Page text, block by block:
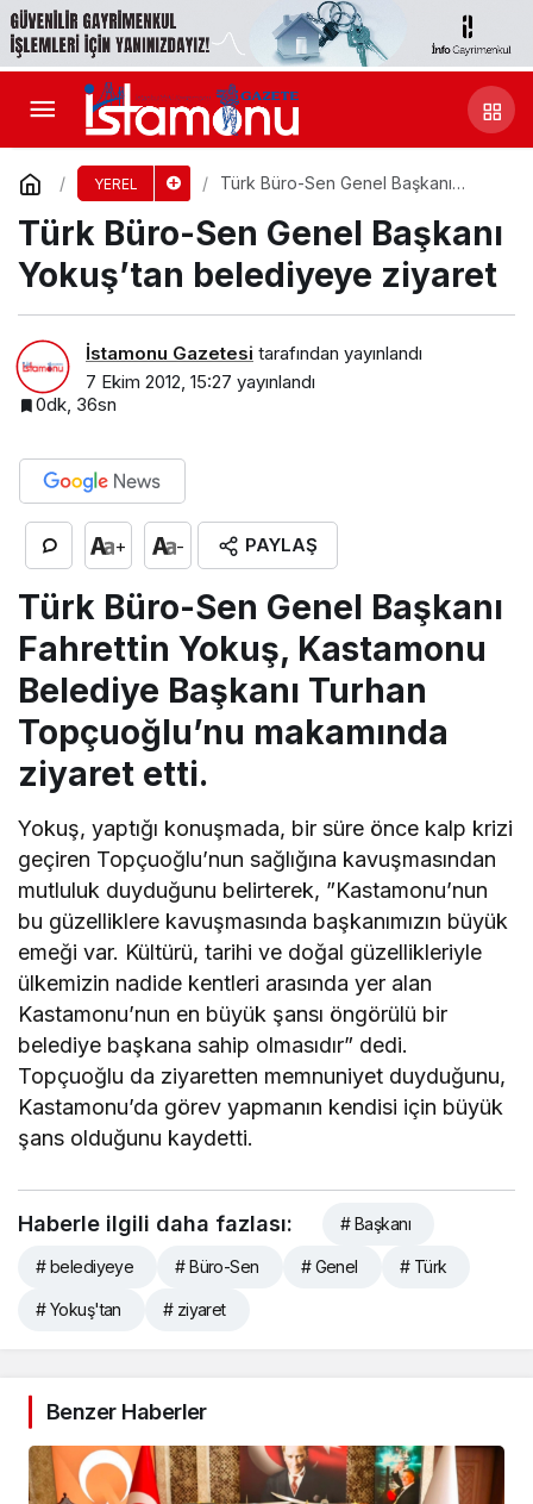
YEREL
Türk Büro-Sen Genel Başkanı
Türk Büro-Sen Genel Başkanı
Yokuş’tan belediyeye ziyaret
İstamonu Gazetesi tarafından yayınlandı
7 Ekim 2012, 15:27 yayınlandı
0dk, 36sn
+ - PAYLAŞ
Türk Büro-Sen Genel Başkanı
Fahrettin Yokuş, Kastamonu
Belediye Başkanı Turhan
Topçuoğlu’nu makamında
ziyaret etti.
Yokuş, yaptığı konuşmada, bir süre önce kalp krizi
geçiren Topçuoğlu’nun sağlığına kavuşmasından
mutluluk duyduğunu belirterek, ”Kastamonu’nun
bu güzelliklere kavuşmasında başkanımızın büyük
emeği var. Kültürü, tarihi ve doğal güzellikleriyle
ülkemizin nadide kentleri arasında yer alan
Kastamonu’nun en büyük şansı öngörülü bir
belediye başkana sahip olmasıdır” dedi.
Topçuoğlu da ziyaretten memnuniyet duyduğunu,
Kastamonu’da görev yapmanın kendisi için büyük
şans olduğunu kaydetti.
Haberle ilgili daha fazlası: # Başkanı
# belediyeye # Büro-Sen # Genel # Türk
# Yokuş'tan # ziyaret
Benzer Haberler